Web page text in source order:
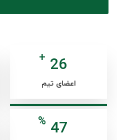
33
+
اعضای تیم
60
%